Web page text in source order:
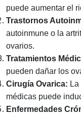
puede aumentar el
Trastornos
autoinmune o la
ovarios.
Tratamientos
pueden dañar los
Cirugía Ovarica:
médicas puede
Enfermedades